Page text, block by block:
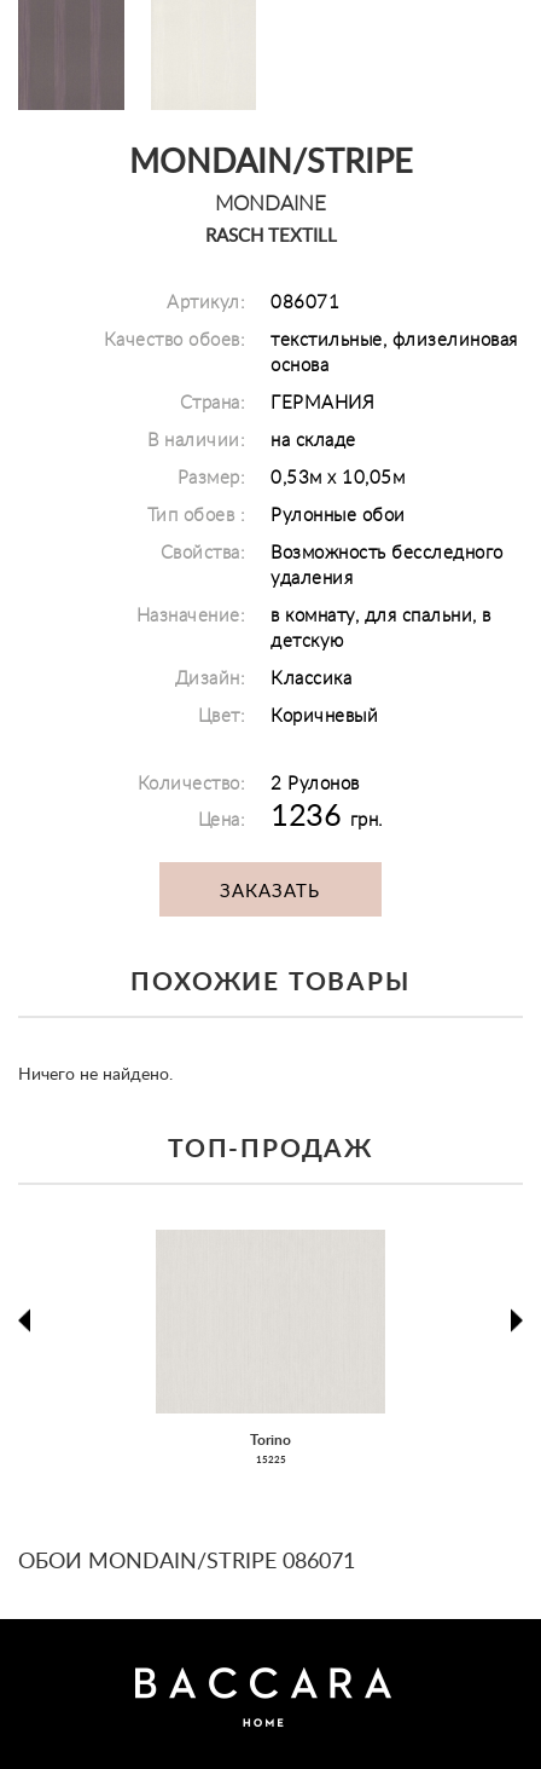
MONDAIN/STRIPE
MONDAINE
RASCH TEXTILL
Артикул: 086071
Качество обоев:
текстильные, флизелиновая
основа
Страна: ГЕРМАНИЯ
В наличии: на складе
Размер: 0,53м х 10,05м
Тип обоев : Рулонные обои
Свойства:
Возможность бесследного
удаления
Назначение:
в комнату, для спальни, в
детскую
Дизайн: Классика
Цвет: Коричневый
Количество:
2 Рулонов
Цена:
1236 грн.
ЗАКАЗАТЬ
ПОХОЖИЕ ТОВАРЫ
Ничего не найдено.
ТОП-ПРОДАЖ
Torino
15225
ОБОИ MONDAIN/STRIPE 086071